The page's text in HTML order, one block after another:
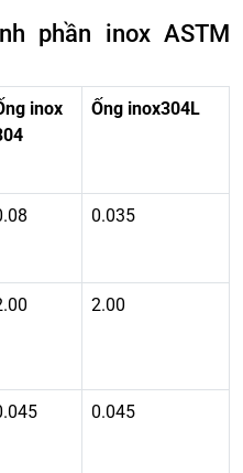
phần inox ASTM
inox
Ống inox304L
0.035
2.00
0.045